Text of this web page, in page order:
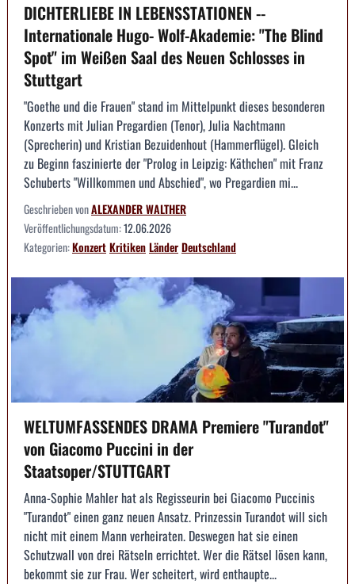
DICHTERLIEBE IN LEBENSSTATIONEN --
Internationale Hugo- Wolf-Akademie: "The Blind
Spot" im Weißen Saal des Neuen Schlosses in
Stuttgart
"Goethe und die Frauen" stand im Mittelpunkt dieses besonderen
Konzerts mit Julian Pregardien (Tenor), Julia Nachtmann
(Sprecherin) und Kristian Bezuidenhout (Hammerflügel). Gleich
zu Beginn faszinierte der "Prolog in Leipzig: Käthchen" mit Franz
Schuberts "Willkommen und Abschied", wo Pregardien mi...
Geschrieben vonALEXANDER WALTHER
Veröffentlichungsdatum:12.06.2026
Kategorien:KonzertKritikenLänderDeutschland
WELTUMFASSENDES DRAMA Premiere "Turandot"
von Giacomo Puccini in der
Staatsoper/STUTTGART
Anna-Sophie Mahler hat als Regisseurin bei Giacomo Puccinis
"Turandot" einen ganz neuen Ansatz. Prinzessin Turandot will sich
nicht mit einem Mann verheiraten. Deswegen hat sie einen
Schutzwall von drei Rätseln errichtet. Wer die Rätsel lösen kann,
bekommt sie zur Frau. Wer scheitert, wird enthaupte...